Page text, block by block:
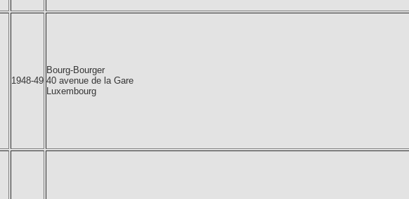
1948-49
Bourg-Bourger
40 avenue de la Gare
Luxembourg